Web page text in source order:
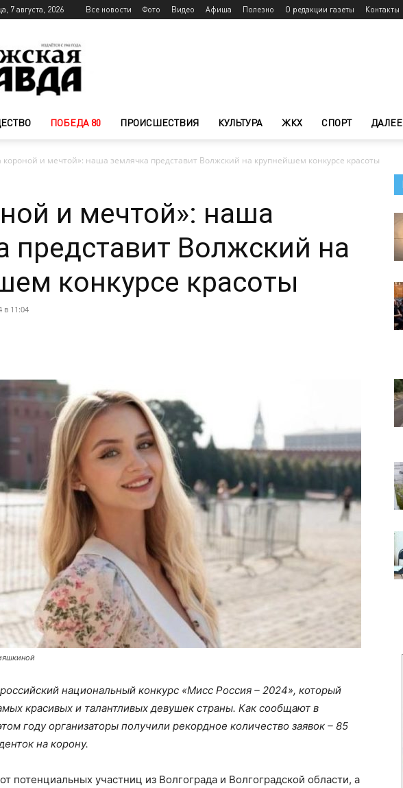
7 августа, 2026 Все новости Фото Видео Афиша Полезно О редакции газеты Контакты
Волжского
—
Волжская
ПОБЕДА 80 ПРОИСШЕСТВИЯ КУЛЬТУРА ЖКХ СПОРТ ДАЛЕЕ
короной и мечтой»: наша землячка представит Волжский на крупнейшем конкурсе красоты
и мечтой»: наша
представит Волжский на
конкурсе красоты
в 11:04
национальный конкурс «Мисс Россия – 2024», который
красивых и талантливых девушек страны. Как сообщают в
году организаторы получили рекордное количество заявок – 85
на корону.
потенциальных участниц из Волгограда и Волгоградской области, а